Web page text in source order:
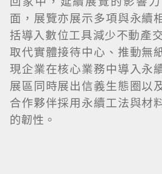
面，展覽亦展示多項與永續
括導入數位工具減少不動產
取代實體接待中心、推動無
現企業在核心業務中導入永
展區同時展出信義生態圈以
合作夥伴採用永續工法與材
的韌性。